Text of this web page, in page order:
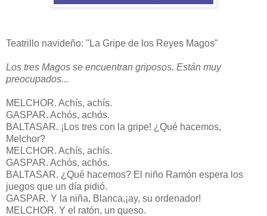
Teatrillo navideño: "La Gripe de los Reyes Magos"
Los tres Magos se encuentran griposos. Están muy
preocupados...
MELCHOR. Achís, achís.
GASPAR. Achós, achós.
BALTASAR. ¡Los tres con la gripe! ¿Qué hacemos,
Melchor?
MELCHOR. Achís, achís.
GASPAR. Achós, achós.
BALTASAR. ¿Qué hacemos? El niño Ramón espera los
juegos que un día pidió.
GASPAR. Y la niña, Blanca,¡ay, su ordenador!
MELCHOR. Y el ratón, un queso.